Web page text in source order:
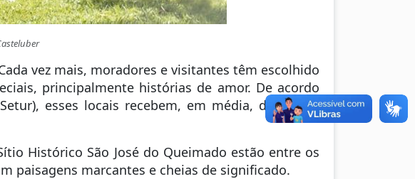
vez mais, moradores e visitantes têm escolhido
principalmente histórias de amor. De acordo
esses locais recebem, em média, de 5 a 15
Histórico São José do Queimado estão entre os
paisagens marcantes e cheias de significado.